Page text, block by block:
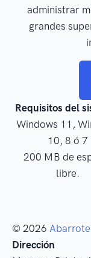
administrar
grandes
Requisitos del
Windows 11,
10, 8 ó 7
200 MB de
libre.
© 2026
Dirección